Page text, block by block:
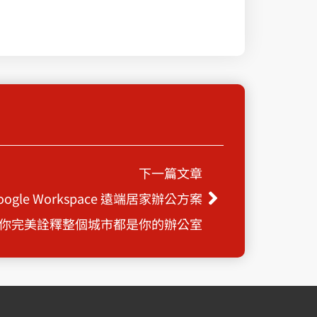
下一篇文章
Workspace 遠端居家辦公方案
完美詮釋整個城市都是你的辦公室